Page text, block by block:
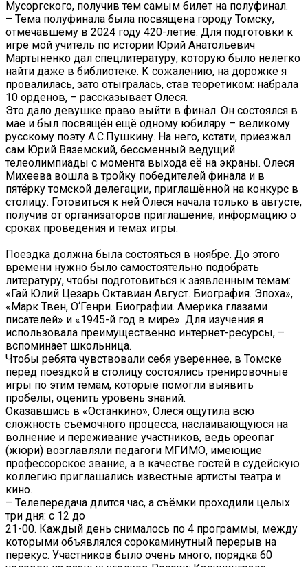
Мусоргского, получив тем самым билет на полуфинал.
– Тема полуфинала была посвящена городу Томску,
отмечавшему в 2024 году 420-летие. Для подготовки к
игре мой учитель по истории Юрий Анатольевич
Мартыненко дал спецлитературу, которую было нелегко
найти даже в библиотеке. К сожалению, на дорожке я
провалилась, зато отыгралась, став теоретиком: набрала
10 орденов, – рассказывает Олеся.
Это дало девушке право выйти в финал. Он состоялся в
мае и был посвящён ещё одному юбиляру – великому
русскому поэту А.С.Пушкину. На него, кстати, приезжал
сам Юрий Вяземский, бессменный ведущий
телеолимпиады с момента выхода её на экраны. Олеся
Михеева вошла в тройку победителей финала и в
пятёрку томской делегации, приглашённой на конкурс в
столицу. Готовиться к ней Олеся начала только в августе,
получив от организаторов приглашение, информацию о
сроках проведения и темах игры.
Поездка должна была состояться в ноябре. До этого
времени нужно было самостоятельно подобрать
литературу, чтобы подготовиться к заявленным темам:
«Гай Юлий Цезарь Октавиан Август. Биография. Эпоха»,
«Марк Твен, О‘Генри. Биографии. Америка глазами
писателей» и «1945-й год в мире». Для изучения я
использовала преимущественно интернет-ресурсы, –
вспоминает школьница.
Чтобы ребята чувствовали себя увереннее, в Томске
перед поездкой в столицу состоялись тренировочные
игры по этим темам, которые помогли выявить
пробелы, оценить уровень знаний.
Оказавшись в «Останкино», Олеся ощутила всю
сложность съёмочного процесса, наслаивающуюся на
волнение и переживание участников, ведь ореопаг
(жюри) возглавляли педагоги МГИМО, имеющие
профессорское звание, а в качестве гостей в судейскую
коллегию приглашались известные артисты театра и
кино.
– Телепередача длится час, а съёмки проходили целых
три дня: с 12 до
21-00. Каждый день снималось по 4 программы, между
которыми объявлялся сорокаминутный перерыв на
перекус. Участников было очень много, порядка 60